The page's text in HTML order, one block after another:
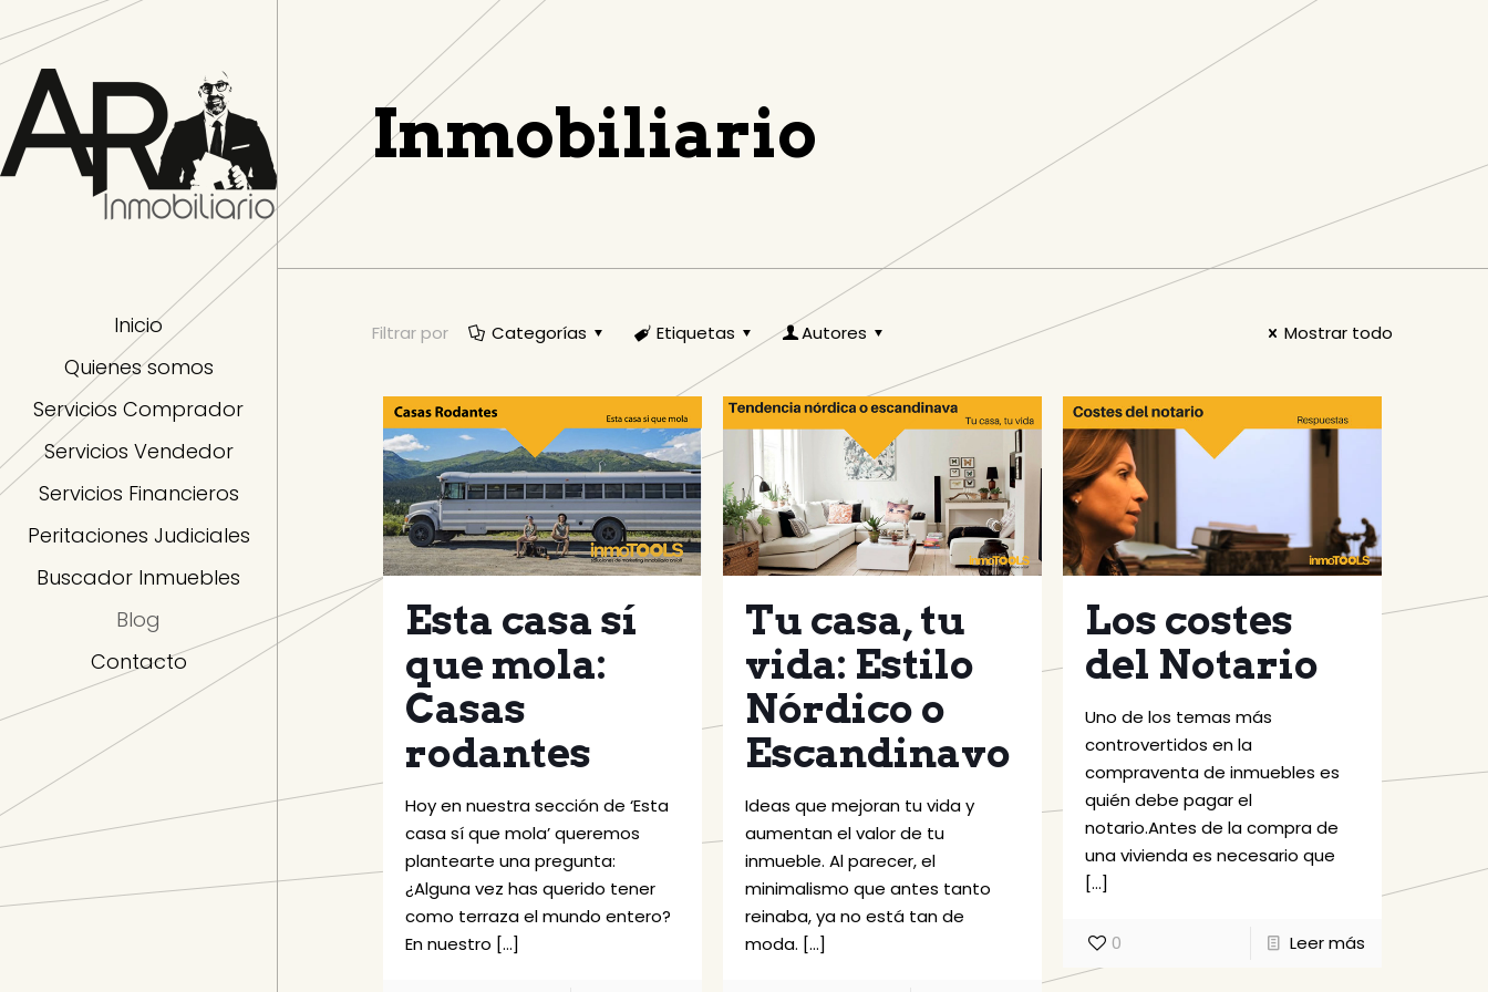
Inicio
Quienes somos
Servicios Comprador
Servicios Vendedor
Servicios Financieros
Peritaciones Judiciales
Buscador Inmuebles
Blog
Contacto
Inmobiliario
Filtrar por Categorías Etiquetas Autores Mostrar todo
Esta casa sí
que mola:
Casas
rodantes
Hoy en nuestra sección de ‘Esta
casa sí que mola’ queremos
plantearte una pregunta:
¿Alguna vez has querido tener
como terraza el mundo entero?
En nuestro […]
Tu casa, tu
vida: Estilo
Nórdico o
Escandinavo
Ideas que mejoran tu vida y
aumentan el valor de tu
inmueble. Al parecer, el
minimalismo que antes tanto
reinaba, ya no está tan de
moda. […]
Los costes
del Notario
Uno de los temas más
controvertidos en la
compraventa de inmuebles es
quién debe pagar el
notario.Antes de la compra de
una vivienda es necesario que
[…]
0 Leer más